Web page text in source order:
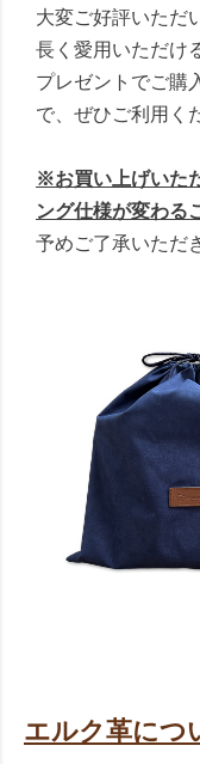
大変ご好評いただ
長く愛用いただけ
プレゼントでご購
で、ぜひご利用く
※お買い上げいた
ング仕様が変わる
予めご了承いただ
エルク革につ